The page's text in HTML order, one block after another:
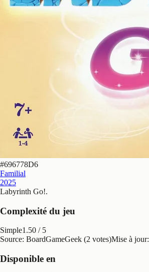
#696778D6
Familial
2025
Labyrinth Go!.
Complexité du jeu
Simple1.50 / 5
Source: BoardGameGeek (2 votes)Mise à jour:
Disponible en